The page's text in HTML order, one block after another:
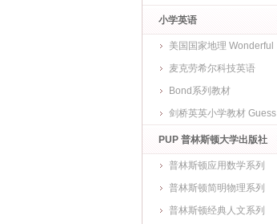
小学英语
美国国家地理 Wonderful
World
麦克劳希尔科技英语
Bond系列教材
剑桥英英小学教材 Guess
What
PUP 普林斯顿大学出版社
普林斯顿应用数学系列
普林斯顿简明物理系列
普林斯顿经典人文系列